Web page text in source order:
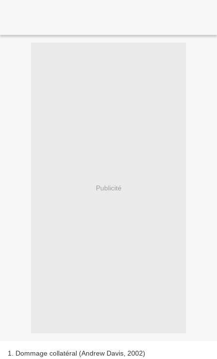
Publicité
1. Dommage collatéral (Andrew Davis, 2002)